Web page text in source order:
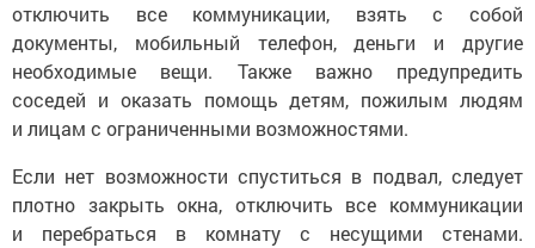
отключить все коммуникации, взять с собой
документы, мобильный телефон, деньги и другие
необходимые вещи. Также важно предупредить
соседей и оказать помощь детям, пожилым людям
и лицам с ограниченными возможностями.
Если нет возможности спуститься в подвал, следует
плотно закрыть окна, отключить все коммуникации
и перебраться в комнату с несущими стенами.